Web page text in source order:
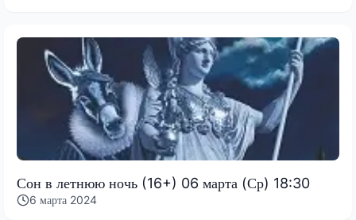
Сон в летнюю ночь (16+) 06 марта (Ср) 18:30
6 марта 2024